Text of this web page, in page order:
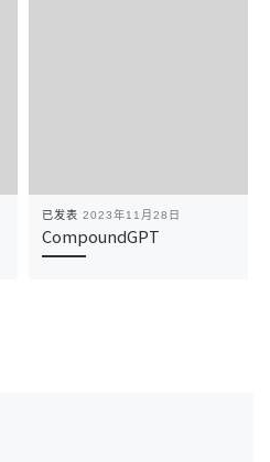
已发表 2023年11月28日
CompoundGPT